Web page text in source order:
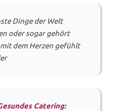
Dinge der Welt
oder sogar gehört
dem Herzen gefühlt
Catering: